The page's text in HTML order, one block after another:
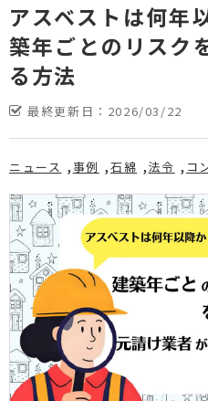
アスベストは何年
築年ごとのリスク
る方法
最終更新日： 2026/03/22
ニュース 事例 石綿 法令 コ